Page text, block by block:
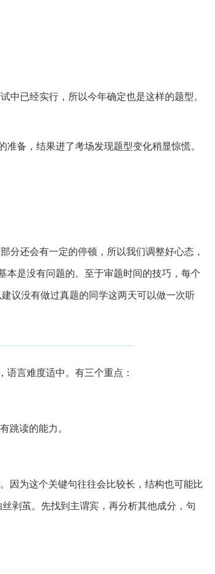
中已经实行，所以今年确定也是这样的题型。
备，结果进了考场发现题型变化稍显惊慌。
分还会有一定的停顿，所以我们调整好心态，
本是没有问题的。至于审题时间的技巧，每个
议没有做过真题的同学这两天可以做一次听
言难度适中。有三个重点：
跳读的能力。
因为这个关键句往往会比较长，结构也可能比
剥茧。先找到主谓宾，再分析其他成分，句